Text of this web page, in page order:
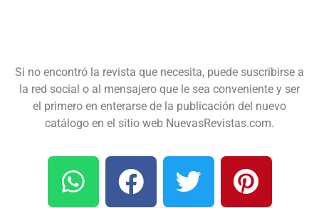
Si no encontró la revista que necesita, puede suscribirse a
la red social o al mensajero que le sea conveniente y ser
el primero en enterarse de la publicación del nuevo
catálogo en el sitio web NuevasRevistas.com.